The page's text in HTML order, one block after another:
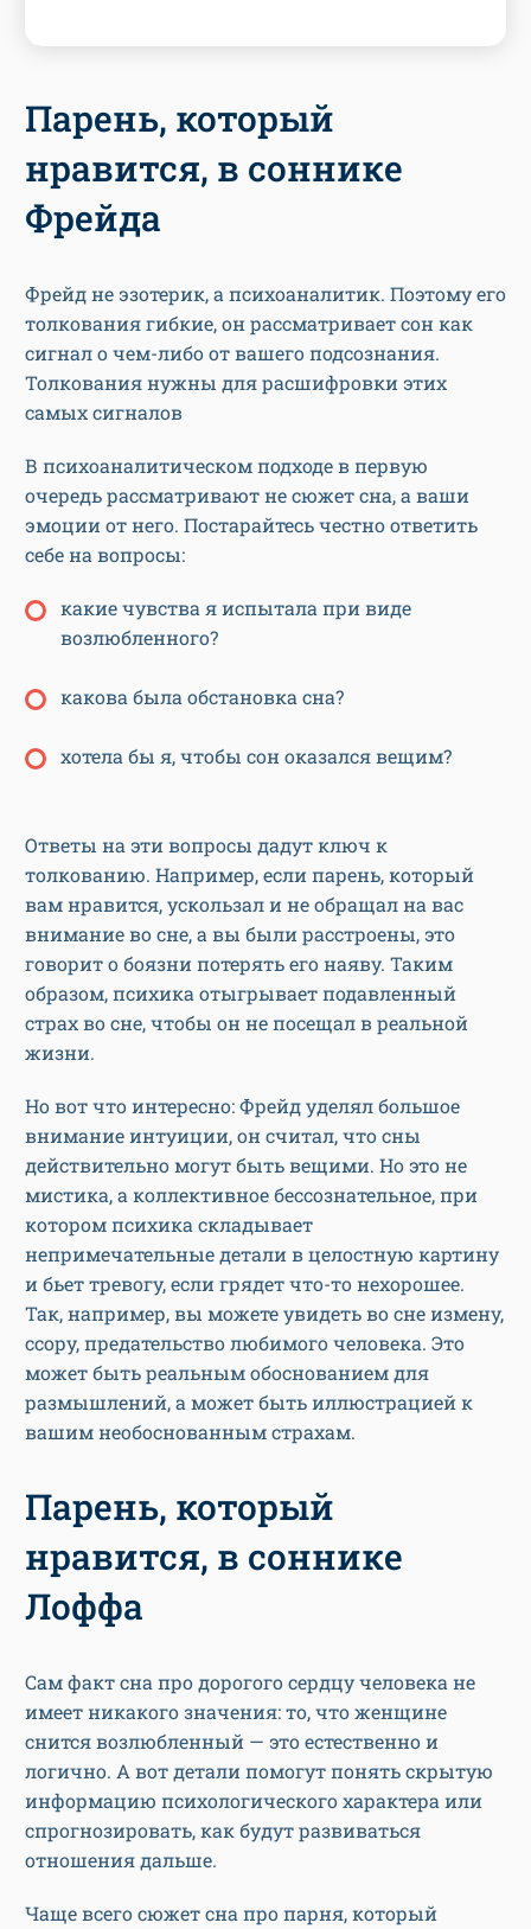
Парень, который
нравится, в соннике
Фрейда
Фрейд не эзотерик, а психоаналитик. Поэтому его
толкования гибкие, он рассматривает сон как
сигнал о чем-либо от вашего подсознания.
Толкования нужны для расшифровки этих
самых сигналов
В психоаналитическом подходе в первую
очередь рассматривают не сюжет сна, а ваши
эмоции от него. Постарайтесь честно ответить
себе на вопросы:
какие чувства я испытала при виде
возлюбленного?
какова была обстановка сна?
хотела бы я, чтобы сон оказался вещим?
Ответы на эти вопросы дадут ключ к
толкованию. Например, если парень, который
вам нравится, ускользал и не обращал на вас
внимание во сне, а вы были расстроены, это
говорит о боязни потерять его наяву. Таким
образом, психика отыгрывает подавленный
страх во сне, чтобы он не посещал в реальной
жизни.
Но вот что интересно: Фрейд уделял большое
внимание интуиции, он считал, что сны
действительно могут быть вещими. Но это не
мистика, а коллективное бессознательное, при
котором психика складывает
непримечательные детали в целостную картину
и бьет тревогу, если грядет что-то нехорошее.
Так, например, вы можете увидеть во сне измену,
ссору, предательство любимого человека. Это
может быть реальным обоснованием для
размышлений, а может быть иллюстрацией к
вашим необоснованным страхам.
Парень, который
нравится, в соннике
Лоффа
Сам факт сна про дорогого сердцу человека не
имеет никакого значения: то, что женщине
снится возлюбленный — это естественно и
логично. А вот детали помогут понять скрытую
информацию психологического характера или
спрогнозировать, как будут развиваться
отношения дальше.
Чаще всего сюжет сна про парня, который